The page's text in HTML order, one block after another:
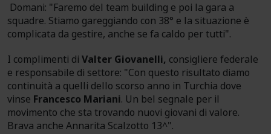
Domani: "Faremo del team building e poi la gara a
squadre. Stiamo gareggiando con 38° e la situazione è
complicata da gestire, anche se fa caldo per tutti".
I complimenti di Valter Giovanelli, consigliere federale
e responsabile di settore: "Con questo risultato diamo
continuità a quelli dello scorso anno in Turchia dove
vinse Francesco Mariani. Un bel segnale per il
movimento che sta trovando nuovi giovani di valore.
Brava anche Annarita Scalzotto 13^".